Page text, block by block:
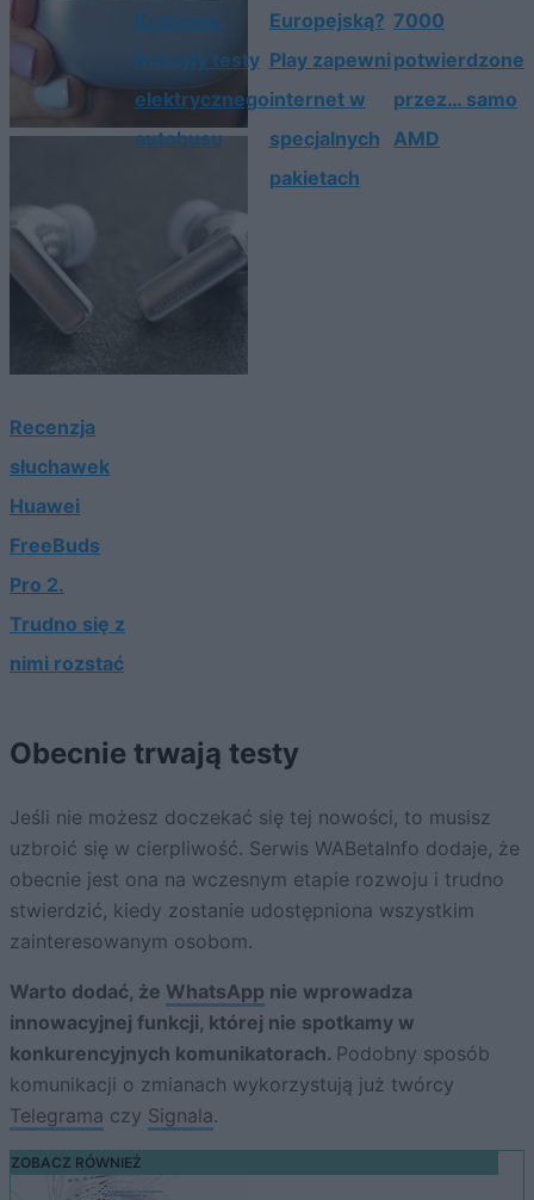
Recenzja
słuchawek
Huawei
FreeBuds
Pro 2.
Trudno się z
nimi rozstać
Krakowa.
Ruszyły testy
elektrycznego
autobusu
Europejską?
Play zapewni
internet w
specjalnych
pakietach
7000
potwierdzone
przez… samo
AMD
Obecnie trwają testy
Jeśli nie możesz doczekać się tej nowości, to musisz
uzbroić się w cierpliwość. Serwis WABetaInfo dodaje, że
obecnie jest ona na wczesnym etapie rozwoju i trudno
stwierdzić, kiedy zostanie udostępniona wszystkim
zainteresowanym osobom.
Warto dodać, że WhatsApp nie wprowadza
innowacyjnej funkcji, której nie spotkamy w
konkurencyjnych komunikatorach. Podobny sposób
komunikacji o zmianach wykorzystują już twórcy
Telegrama czy Signala.
ZOBACZ RÓWNIEŻ